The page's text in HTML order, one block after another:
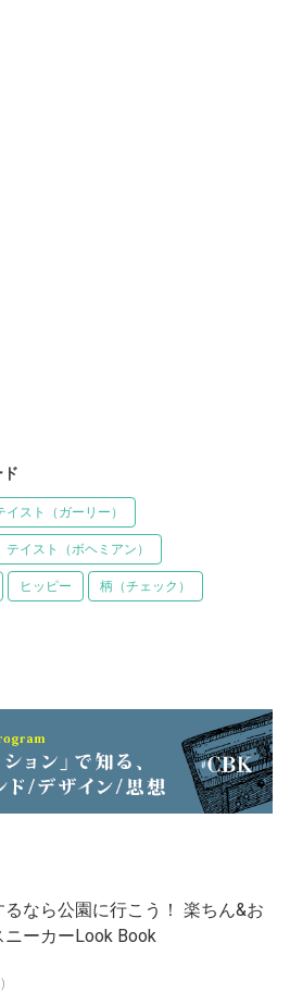
イスト（ガーリー）
テイスト（ボヘミアン）
ヒッピー 柄（チェック）
なら公園に行こう！ 楽ちん&お
ニーカーLook Book